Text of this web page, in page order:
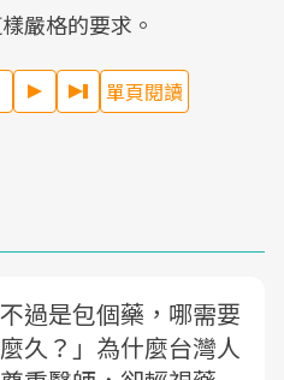
嚴格的要求。
單頁閱讀
不過是包個藥，哪需要
久？」為什麼台灣人